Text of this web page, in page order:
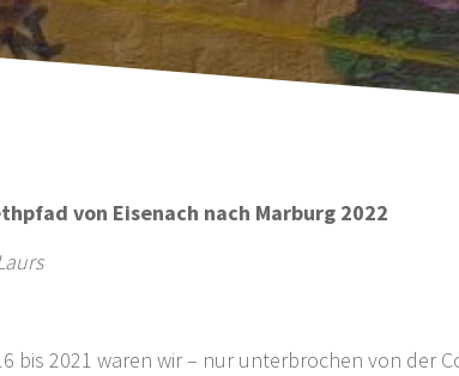
von Eisenach nach Marburg 2022
bis 2021 waren wir – nur unterbrochen von der